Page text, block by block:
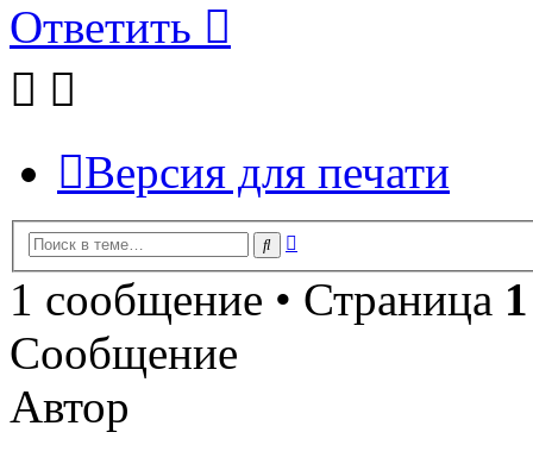
Ответить
Версия для печати
Поиск
1 сообщение • Страница 1
Сообщение
Автор